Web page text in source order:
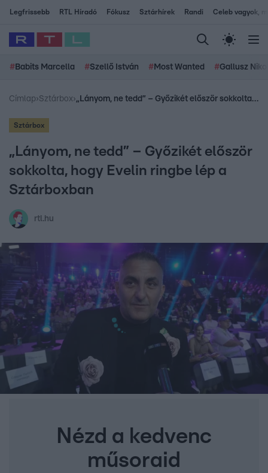
Legfrissebb RTL Híradó Fókusz Sztárhírek Randi Celeb vagyok,
# Babits Marcella #Szellő István # Most Wanted #Gallusz
Címlap›Sztárbox› „Lányom, ne tedd” – Győzikét először sokkolta, hogy Evelin ringbe lép a Sztárboxban
Sztárbox
„Lányom, ne tedd” – Győzikét először
sokkolta, hogy Evelin ringbe lép a
Sztárboxban
rtl.hu
Nézd a kedvenc
műsoraid